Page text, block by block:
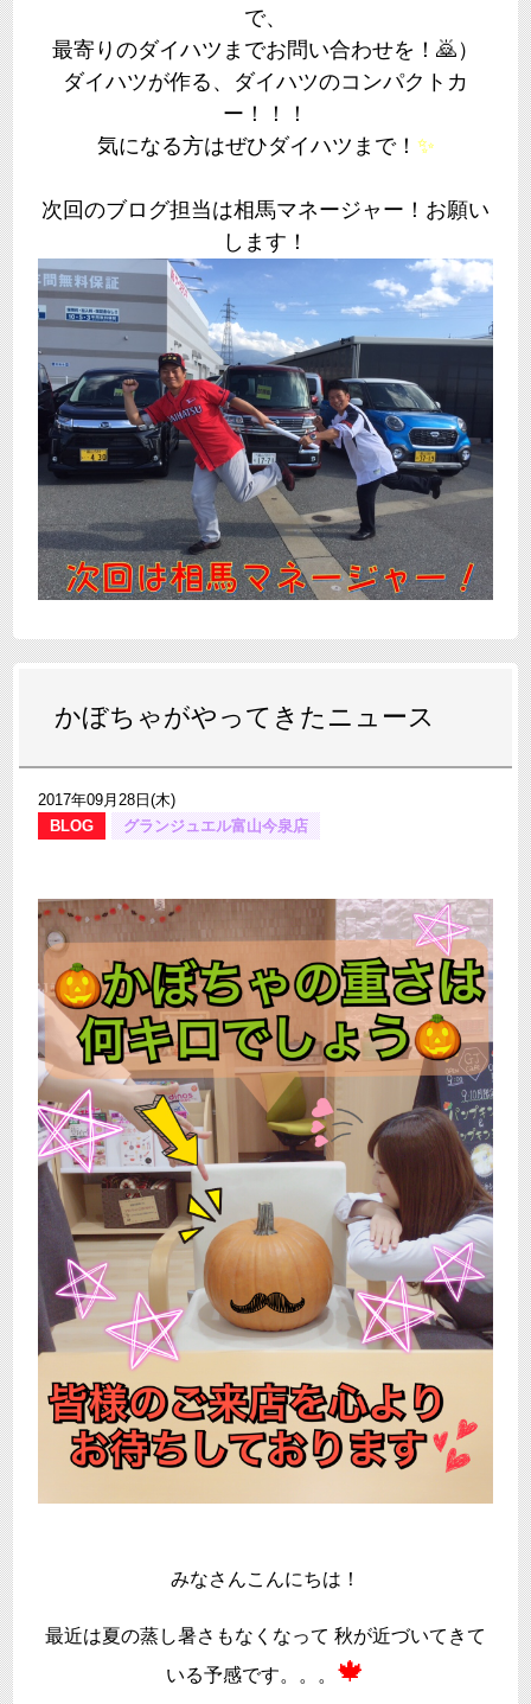
で、
最寄りのダイハツまでお問い合わせを！🙇）
ダイハツが作る、ダイハツのコンパクトカ
ー！！！
気になる方はぜひダイハツまで！ ✨
次回のブログ担当は相馬マネージャー！お願い
します！
かぼちゃがやってきたニュース
2017年09月28日(木)
BLOG
グランジュエル富山今泉店
みなさんこんにちは！
最近は夏の蒸し暑さもなくなって 秋が近づいてきて
いる予感です。。。 🍁